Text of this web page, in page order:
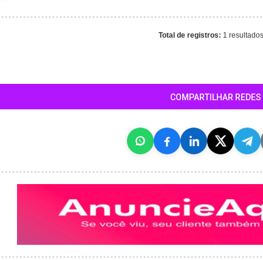
Total de registros: 1
COMPARTILHAR